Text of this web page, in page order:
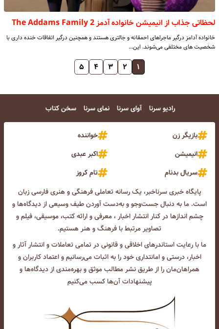
لحظاتی جذاب از انیمیشن خانواده آدمز The Addams Family 2
خانواده آدامز درگیر ماجراهای احمقانه‌ و جالتری هستند و همچنین درگیر اتفاقات خنده داری با
شخصیت های مختلفی می‌شوند. این…
۱ ۲ ۳ ۴ ۵
رادیو سرنا آوای سرنا نمای سرنا سخن کتاب
بازیگر زن
خواننده
انیمیشن
اکبر عبدی
سریال بدنام
تام کروز
پایگاه خبری سرناخبر، یک رسانه تعاملی فرهنگی و هنری فارسی زبان
است. ما به دنبال جست‌و‌جو و به‌دست آوردن طیف وسیعی از دیدگاه‌ها و
چشم انداز‌ها در کنار انتشار اخبار ، معرفی و ارائه کتب، موسیقی، فیلم و
تصاویر مرتبط با فرهنگ و هنر هستیم.
ما با رعایت استاندرهای اخلاقی و قانونی در تمامی تعاملات و انتشار آثار و
اخبار، درستی و امانتداری خود را به اثبات می‌رسانیم و اعتماد کاربران و
همراهان‌مان را از طریق نشر مطالب موثق و بهره‌مندی از دیدگاه‌ها و
پیشنهادات آن‌ها کسب می‌کنیم